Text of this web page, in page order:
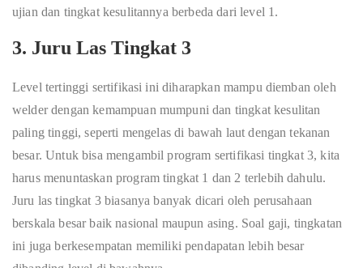
ujian dan tingkat kesulitannya berbeda dari level 1.
3. Juru Las Tingkat 3
Level tertinggi sertifikasi ini diharapkan mampu diemban oleh
welder dengan kemampuan mumpuni dan tingkat kesulitan
paling tinggi, seperti mengelas di bawah laut dengan tekanan
besar. Untuk bisa mengambil program sertifikasi tingkat 3, kita
harus menuntaskan program tingkat 1 dan 2 terlebih dahulu.
Juru las tingkat 3 biasanya banyak dicari oleh perusahaan
berskala besar baik nasional maupun asing. Soal gaji, tingkatan
ini juga berkesempatan memiliki pendapatan lebih besar